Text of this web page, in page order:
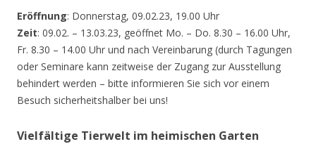
Eröffnung: Donnerstag, 09.02.23, 19.00 Uhr
Zeit: 09.02. – 13.03.23, geöffnet Mo. – Do. 8.30 – 16.00 Uhr,
Fr. 8.30 – 14.00 Uhr und nach Vereinbarung (durch Tagungen
oder Seminare kann zeitweise der Zugang zur Ausstellung
behindert werden – bitte informieren Sie sich vor einem
Besuch sicherheitshalber bei uns!
Vielfältige Tierwelt im heimischen Garten